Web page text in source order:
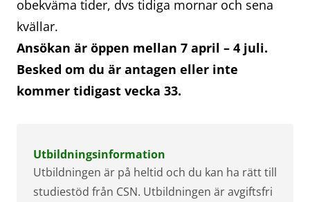
obekväma tider, dvs tidiga mornar och sena
kvällar.
Ansökan är öppen mellan 7 april – 4 juli.
Besked om du är antagen eller inte
kommer tidigast vecka 33.
Utbildningsinformation
Utbildningen är på heltid och du kan ha rätt till
studiestöd från CSN. Utbildningen är avgiftsfri